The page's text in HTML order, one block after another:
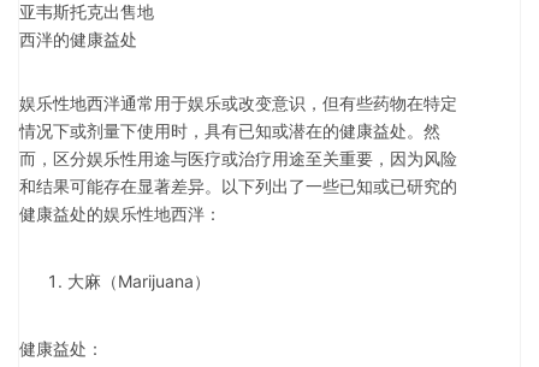
亚韦斯托克出售地
西泮的健康益处
娱乐性地西泮通常用于娱乐或改变意识，但有些药物在特定
情况下或剂量下使用时，具有已知或潜在的健康益处。然
而，区分娱乐性用途与医疗或治疗用途至关重要，因为风险
和结果可能存在显著差异。以下列出了一些已知或已研究的
健康益处的娱乐性地西泮：
大麻（Marijuana）
健康益处：